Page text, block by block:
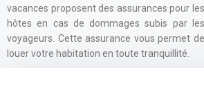
vacances proposent des assurances pour les
hôtes en cas de dommages subis par les
voyageurs. Cette assurance vous permet de
louer votre habitation en toute tranquillité.